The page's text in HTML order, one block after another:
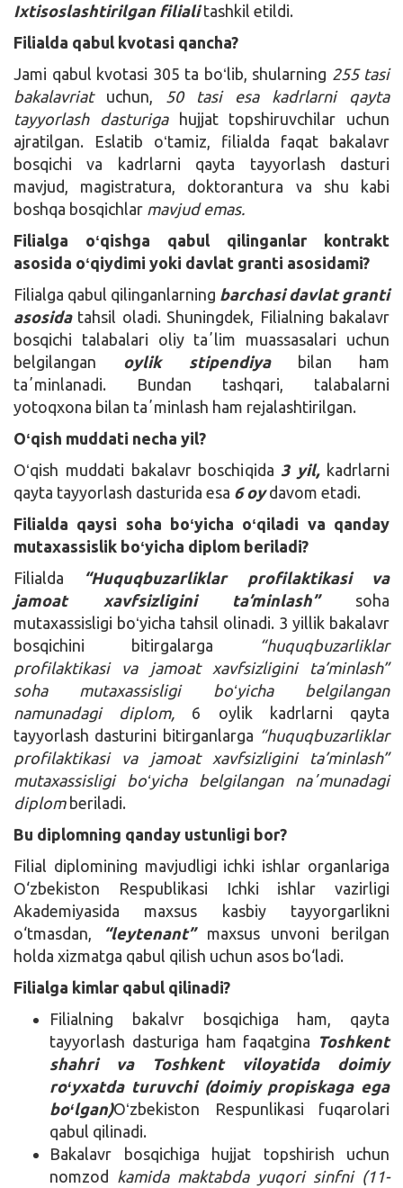
Ixtisoslashtirilgan filialitashkil etildi.
Filialda qabul kvotasi qancha?
Jami qabul kvotasi 305 ta boʻlib, shularning 255 tasi
bakalavriatuchun,
50 tasi esa kadrlarni qayta
tayyorlash dasturigahujjat topshiruvchilar uchun
ajratilgan. Eslatib oʻtamiz, filialda faqat bakalavr
bosqichi va kadrlarni qayta tayyorlash dasturi
mavjud, magistratura, doktorantura va shu kabi
boshqa bosqichlar mavjud emas.
Filialga oʻqishga qabul qilinganlar kontrakt
asosida oʻqiydimi yoki davlat granti asosidami?
Filialga qabul qilinganlarning barchasi davlat granti
asosidatahsil oladi. Shuningdek, Filialning bakalavr
bosqichi talabalari oliy taʼlim muassasalari uchun
belgilangan oylik stipendiyabilan ham
taʼminlanadi. Bundan tashqari, talabalarni
yotoqxona bilan taʼminlash ham rejalashtirilgan.
Oʻqish muddati necha yil?
Oʻqish muddati bakalavr boschiqida 3 yil,kadrlarni
qayta tayyorlash dasturida esa 6 oydavom etadi.
Filialda qaysi soha boʻyicha oʻqiladi va qanday
mutaxassislik boʻyicha diplom beriladi?
Filialda
“Huquqbuzarliklar profilaktikasi va
jamoat xavfsizligini ta’minlash”
soha
mutaxassisligi boʻyicha tahsil olinadi. 3 yillik bakalavr
bosqichini bitirgalarga
“huquqbuzarliklar
profilaktikasi va jamoat xavfsizligini ta’minlash”
soha mutaxassisligi boʻyicha belgilangan
namunadagi diplom,
6 oylik kadrlarni qayta
tayyorlash dasturini bitirganlarga “huquqbuzarliklar
profilaktikasi va jamoat xavfsizligini ta’minlash”
mutaxassisligi boʻyicha belgilangan naʼmunadagi
diplomberiladi.
Bu diplomning qanday ustunligi bor?
Filial diplomining mavjudligi ichki ishlar organlariga
O‘zbekiston Respublikasi Ichki ishlar vazirligi
Akademiyasida maxsus kasbiy tayyorgarlikni
o‘tmasdan,
“leytenant”maxsus unvoni berilgan
holda xizmatga qabul qilish uchun asos bo‘ladi.
Filialga kimlar qabul qilinadi?
Filialning bakalvr bosqichiga ham, qayta
tayyorlash dasturiga ham faqatgina Toshkent
shahri va Toshkent viloyatida doimiy
roʻyxatda turuvchi (doimiy propiskaga ega
boʻlgan)Oʻzbekiston Respunlikasi fuqarolari
qabul qilinadi.
Bakalavr bosqichiga hujjat topshirish uchun
nomzod kamida maktabda yuqori sinfni (11-